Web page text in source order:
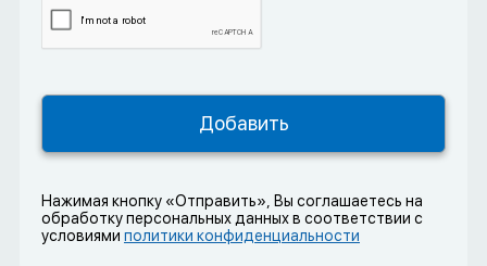
Нажимая кнопку «Отправить», Вы соглашаетесь на
обработку персональных данных в соответствии с
условиями политики конфиденциальности